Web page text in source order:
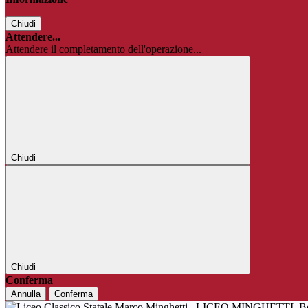
Chiudi
Attendere...
Attendere il completamento dell'operazione...
Chiudi
Chiudi
Conferma
Annulla Conferma